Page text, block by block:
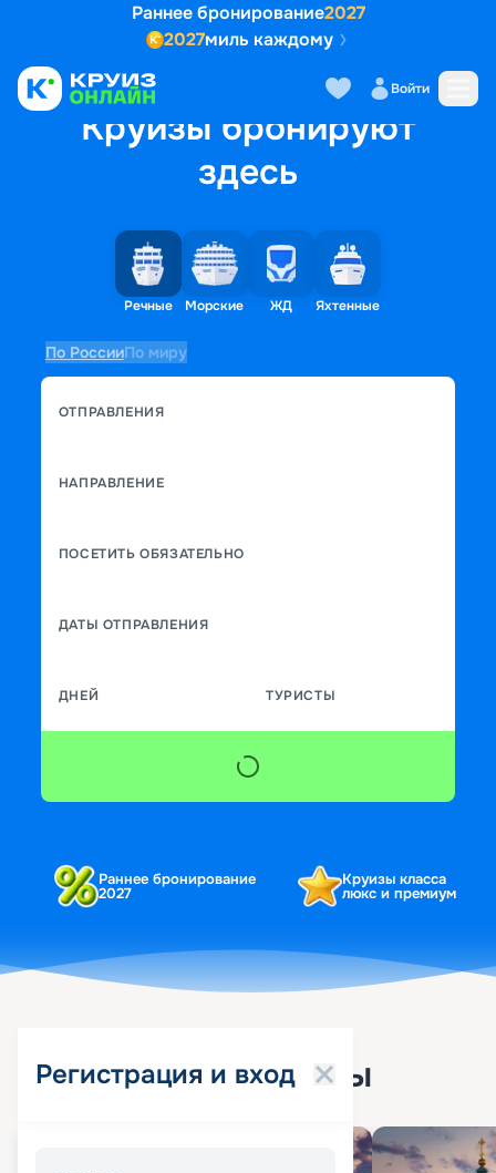
Раннее бронирование2027
2027миль каждому
Войти
Круизы бронируют
здесь
Речные Морские ЖД Яхтенные
По РоссииПо миру
ОТПРАВЛЕНИЯ
НАПРАВЛЕНИЕ
ПОСЕТИТЬ ОБЯЗАТЕЛЬНО
ДАТЫ ОТПРАВЛЕНИЯ
ДНЕЙ ТУРИСТЫ
Раннее бронирование
2027
Круизы класса
люкс и премиум
Регистрация и вход
Популярные круизы